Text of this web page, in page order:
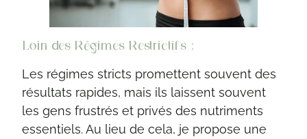
Loin des Régimes Restrictifs :
Les régimes stricts promettent souvent des
résultats rapides, mais ils laissent souvent
les gens frustrés et privés des nutriments
essentiels. Au lieu de cela, je propose une